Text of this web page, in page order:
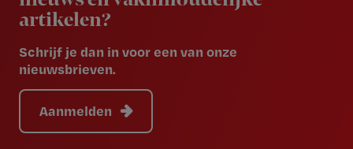
artikelen?
Schrijf je dan in voor een van onze
nieuwsbrieven.
Aanmelden